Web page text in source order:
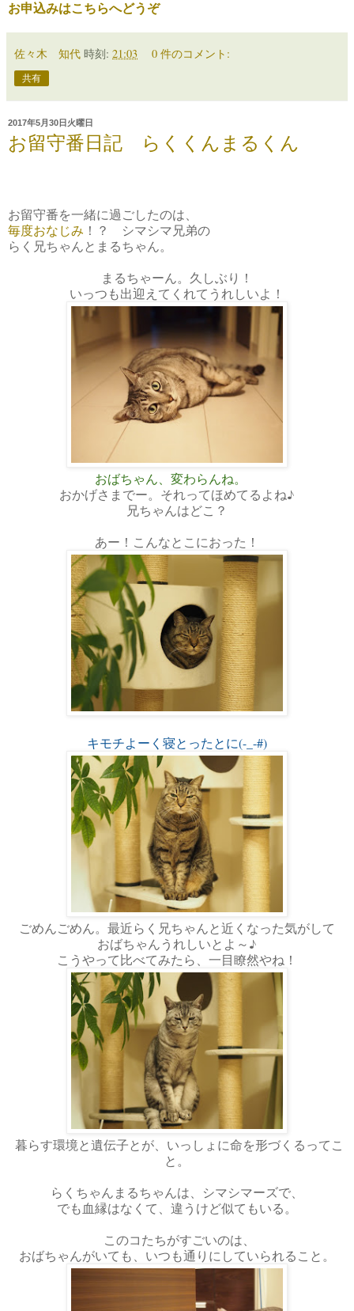
お申込みはこちらへどうぞ
佐々木 知代 時刻: 21:03 0 件のコメント:
共有
2017年5月30日火曜日
お留守番日記 らくくんまるくん
お留守番を一緒に過ごしたのは、
毎度おなじみ ！？ シマシマ兄弟の
らく兄ちゃんとまるちゃん。
まるちゃーん。久しぶり！
いっつも出迎えてくれてうれしいよ！
おばちゃん、変わらんね。
おかげさまでー。それってほめてるよね♪
兄ちゃんはどこ？
あー！こんなとこにおった！
キモチよーく寝とったとに(-_-#)
ごめんごめん。最近らく兄ちゃんと近くなった気がして
おばちゃんうれしいとよ～♪
こうやって比べてみたら、一目瞭然やね！
暮らす環境と遺伝子とが、いっしょに命を形づくるってこ
と。
らくちゃんまるちゃんは、シマシマーズで、
でも血縁はなくて、違うけど似てもいる。
このコたちがすごいのは、
おばちゃんがいても、いつも通りにしていられること。